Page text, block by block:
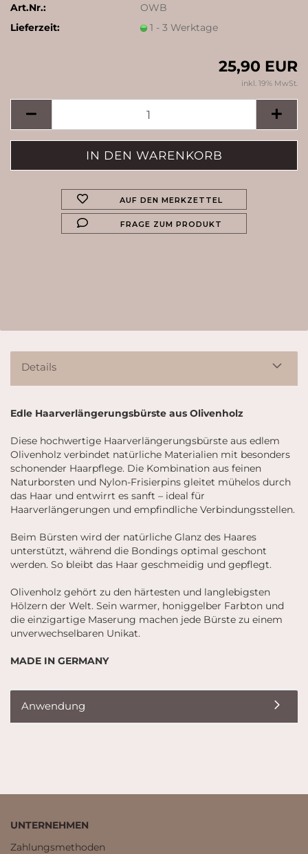
Art.Nr.:
OWB
Lieferzeit:
1 - 3 Werktage
25,90 EUR
inkl. 19% MwSt.
AUF DEN MERKZETTEL
FRAGE ZUM PRODUKT
Details
Edle Haarverlängerungsbürste aus Olivenholz
Diese hochwertige Haarverlängerungsbürste aus edlem
Olivenholz verbindet natürliche Materialien mit besonders
schonender Haarpflege. Die Kombination aus feinen
Naturborsten und Nylon-Frisierpins gleitet mühelos durch
das Haar und entwirrt es sanft – ideal für
Haarverlängerungen und empfindliche Verbindungsstellen.
Beim Bürsten wird der natürliche Glanz des Haares
unterstützt, während die Bondings optimal geschont
werden. So bleibt das Haar geschmeidig und gepflegt.
Olivenholz gehört zu den härtesten und langlebigsten
Hölzern der Welt. Sein warmer, honiggelber Farbton und
die einzigartige Maserung machen jede Bürste zu einem
unverwechselbaren Unikat.
MADE IN GERMANY
Anwendung
UNTERNEHMEN
Zahlungsmethoden